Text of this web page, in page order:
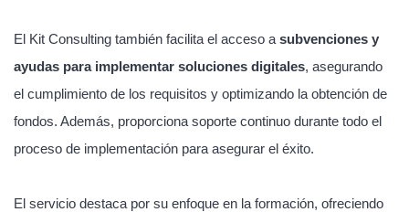
El Kit Consulting también facilita el acceso a subvenciones y
ayudas para implementar soluciones digitales, asegurando
el cumplimiento de los requisitos y optimizando la obtención de
fondos. Además, proporciona soporte continuo durante todo el
proceso de implementación para asegurar el éxito.
El servicio destaca por su enfoque en la formación, ofreciendo